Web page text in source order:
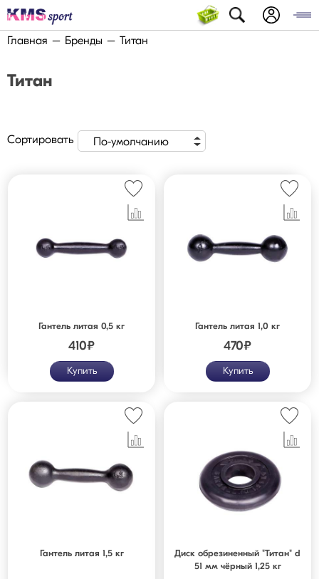
Главная Бренды Титан
Титан
Сортировать По-умолчанию
Гантель литая 0,5 кг
410₽
Купить
Гантель литая 1,0 кг
470₽
Купить
Гантель литая 1,5 кг
Диск обрезиненный "Титан" d
51 мм чёрный 1,25 кг